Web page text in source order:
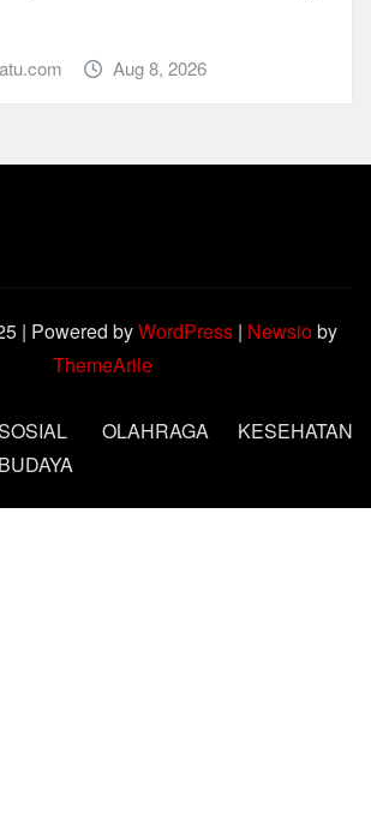
Aug 8, 2026
| Powered byWordPress | Newsioby
ThemeArile
BUDAYA
OLAHRAGA KESEHATAN